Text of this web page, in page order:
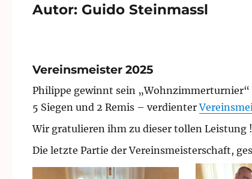
Autor: Guido Steinmassl
Vereinsmeister 2025
Philippe gewinnt sein „Wohnzimmerturnier“
5 Siegen und 2 Remis – verdienter
Wir gratulieren ihm zu dieser tollen Leistung !
Die letzte Partie der Vereinsmeisterschaft,